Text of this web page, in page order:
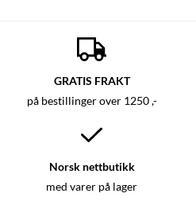
GRATIS FRAKT
på bestillinger over 1250 ,-
Norsk nettbutikk
med varer på lager